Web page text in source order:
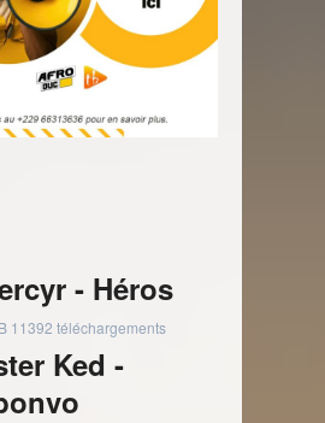
- Héros
11392 téléchargements
Ked -